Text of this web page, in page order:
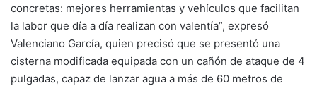
concretas: mejores herramientas y vehículos que facilitan
la labor que día a día realizan con valentía”, expresó
Valenciano García, quien precisó que se presentó una
cisterna modificada equipada con un cañón de ataque de 4
pulgadas, capaz de lanzar agua a más de 60 metros de